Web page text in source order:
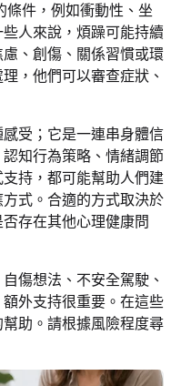
條件，例如衝動性、坐
人來說，煩躁可能持續
、創傷、關係習慣或環
，他們可以審查症狀、
受；它是一連串身體信
知行為策略、情緒調節
持，都可能幫助人們建
式。合適的方式取決於
存在其他心理健康問
傷想法、不安全駕駛、
外支持很重要。在這些
助。請根據風險程度尋